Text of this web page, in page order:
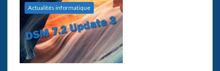
Actualités informatique